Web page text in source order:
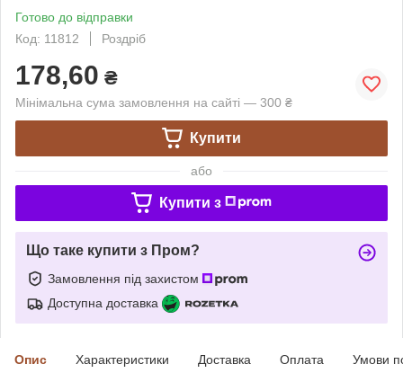
Готово до відправки
Код: 11812
Роздріб
178,60 ₴
Мінімальна сума замовлення на сайті — 300 ₴
Купити
або
Купити з
Що таке купити з Пром?
Замовлення під захистом
Доступна доставка
Опис Характеристики Доставка Оплата Умови